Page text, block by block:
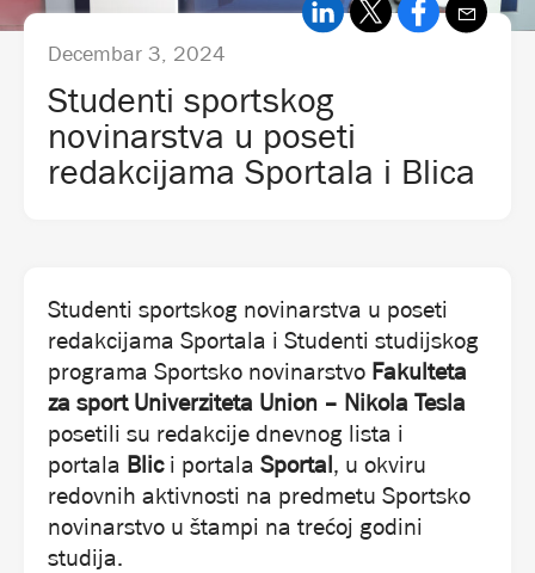
Decembar 3, 2024
Studenti sportskog
novinarstva u poseti
redakcijama Sportala i Blica
Studenti sportskog novinarstva u poseti
redakcijama Sportala i Studenti studijskog
programa Sportsko novinarstvo Fakulteta
za sport Univerziteta Union – Nikola Tesla
posetili su redakcije dnevnog lista i
portala Blic i portala Sportal, u okviru
redovnih aktivnosti na predmetu Sportsko
novinarstvo u štampi na trećoj godini
studija.